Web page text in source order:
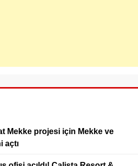
Mekke projesi için Mekke ve
açtı